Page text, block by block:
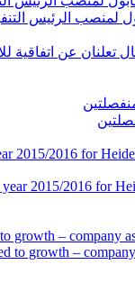
لمنصب الرئيس
تعلنان عن
2015/2016 for
to growth –